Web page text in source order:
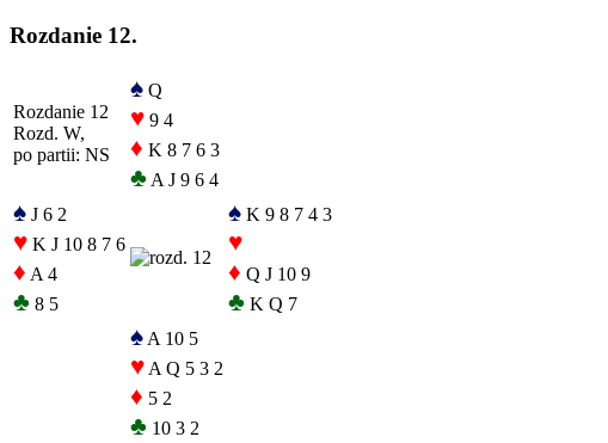
Rozdanie 12.
Rozdanie 12
Rozd. W,
po partii: NS
♠ Q
♥ 9 4
♦ K 8 7 6 3
♣ A J 9 6 4
♠ J 6 2
♥ K J 10 8 7 6
♦ A 4
♣ 8 5
♠ K 9 8 7 4 3
♥
♦ Q J 10 9
♣ K Q 7
♠ A 10 5
♥ A Q 5 3 2
♦ 5 2
♣ 10 3 2